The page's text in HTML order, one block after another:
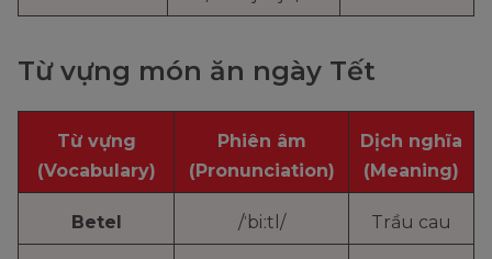
Từ vựng món ăn ngày Tết
Từ vựng
(Vocabulary)
Phiên âm
(Pronunciation)
Dịch nghĩa
(Meaning)
Betel /ˈbiːtl/ Trầu cau